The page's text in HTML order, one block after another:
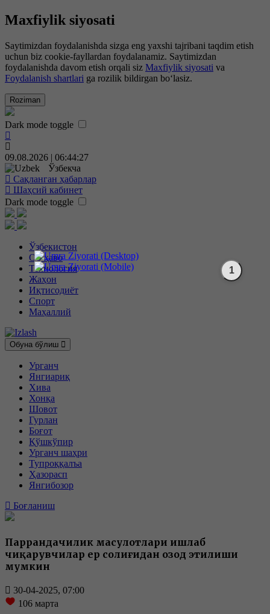
Maxfiylik siyosati
Saytimizdan foydalanishda sizga eng yaxshi tajribani taqdim etish
uchun biz cookie-fayllardan foydalanamiz. Saytimizdan
foydalanishda davom etish orqali siz Maxfiylik siyosati va
Foydalanish shartlari ga rozilik bildirgan bo‘lasiz.
Roziman
Dark mode toggle
09.08.2026 | 06:44:28
Ўзбекча
Сақланган ҳабарлар
Шаҳсий кабинет
Dark mode toggle
Ўзбекистон
Об-ҳаво
Технология
Жаҳон
Иқтисодиёт
Спорт
Маҳаллий
Обуна бўлиш
Урганч
Янгиариқ
Хива
Хонқа
Шовот
Гурлан
Боғот
Қўшкўпир
Урганч шаҳри
Тупроққалъа
Ҳазорасп
Янгибозор
Боғланиш
Паррандачилик маҳсулотлари ишлаб
чиқарувчилар ер солиғидан озод этилиши
мумкин
30-04-2025, 07:00
106 марта